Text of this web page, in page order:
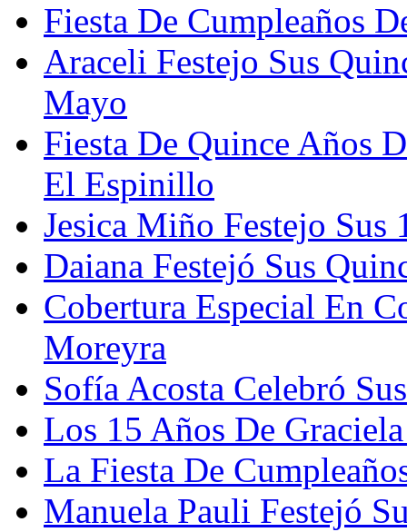
Fiesta De Cumpleaños
Araceli Festejo Sus
Mayo
Fiesta De Quince Años
El Espinillo
Jesica Miño Festejo Sus
Daiana Festejó Sus
Cobertura Especial En
Moreyra
Sofía Acosta Celebró
Los 15 Años De
La Fiesta De
Manuela Pauli Festejó